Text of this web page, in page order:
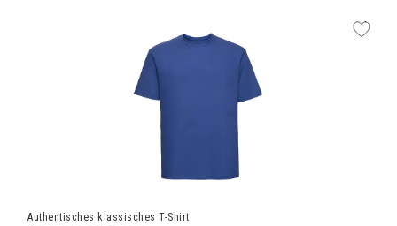
Authentisches klassisches T-Shirt